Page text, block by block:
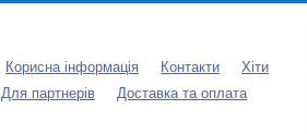
Корисна інформація Контакти
Хіти
Для партнерів Доставка та оплата